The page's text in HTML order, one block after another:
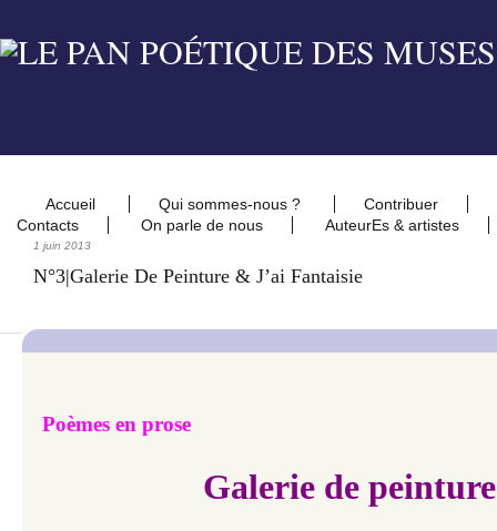
Accueil Qui sommes-nous ?
Contribuer
Contacts
On parle de nous AuteurEs & artistes
1 juin 2013
N°3|Galerie De Peinture & J’ai Fantaisie
Poèmes en prose
Galerie de peinture